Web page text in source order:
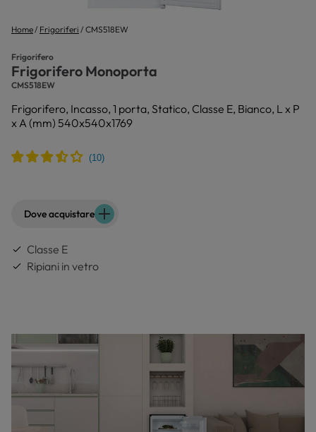
Home Frigoriferi CMS518EW
Frigorifero
Frigorifero Monoporta
CMS518EW
Frigorifero, Incasso, 1 porta, Statico, Classe E, Bianco, L x P
x A (mm) 540x540x1769
Dove acquistare
Classe E
Ripiani in vetro